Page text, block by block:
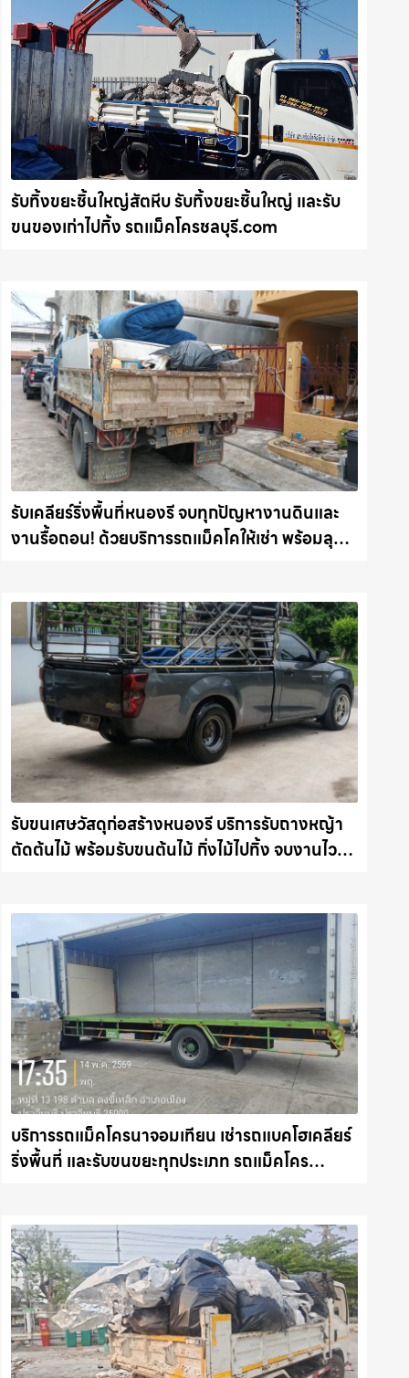
รับทิ้งขยะชิ้นใหญ่สัตหีบ รับทิ้งขยะชิ้นใหญ่ และรับ
ขนของเก่าไปทิ้ง รถแม็คโครชลบุรี.com
รับเคลียร์ริ่งพื้นที่หนองรี จบทุกปัญหางานดินและ
งานรื้อถอน! ด้วยบริการรถแม็คโคให้เช่า พร้อมลุย
รับขนเศษวัสดุก่อสร้างหนองรี บริการรับถางหญ้า
ตัดต้นไม้ พร้อมรับขนต้นไม้ กิ่งไม้ไปทิ้ง จบงานไว
บริการรถแม็คโครนาจอมเทียน เช่ารถแบคโฮเคลียร์
ริ่งพื้นที่ และรับขนขยะทุกประเภท รถแม็คโคร